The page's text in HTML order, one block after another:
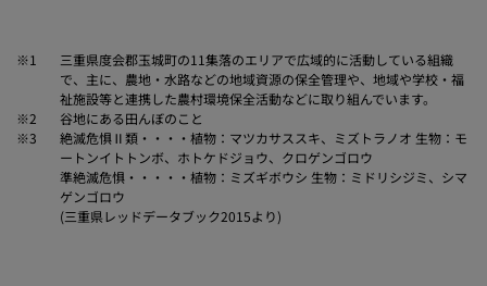
※1
三重県度会郡玉城町の11集落のエリアで広域的に活動している組織
で、主に、農地・水路などの地域資源の保全管理や、地域や学校・福
祉施設等と連携した農村環境保全活動などに取り組んでいます。
※2
谷地にある田んぼのこと
※3
絶滅危惧Ⅱ類・・・・植物：マツカサススキ、ミズトラノオ 生物：モ
ートンイトトンボ、ホトケドジョウ、クロゲンゴロウ
準絶滅危惧・・・・・植物：ミズギボウシ 生物：ミドリシジミ、シマ
ゲンゴロウ
(三重県レッドデータブック2015より)